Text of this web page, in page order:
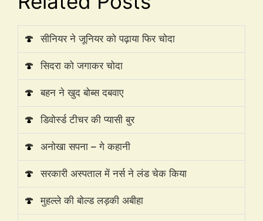
🍄 सीनियर ने जूनियर को पढ़ाया फिर चोदा
🍄 सिदरा को जगाकर चोदा
🍄 बहन ने खुद बोब्स दबवाए
🍄 डिवोर्स्ड टीचर की प्यासी बुर
🍄 अनोखा सपना – गे कहानी
🍄 सरकारी अस्पताल में नर्स ने लंड चेक किया
🍄 मुहल्ले की बोल्ड लड़की अबीहा